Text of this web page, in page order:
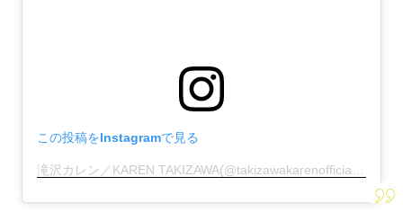
この投稿をInstagramで見る